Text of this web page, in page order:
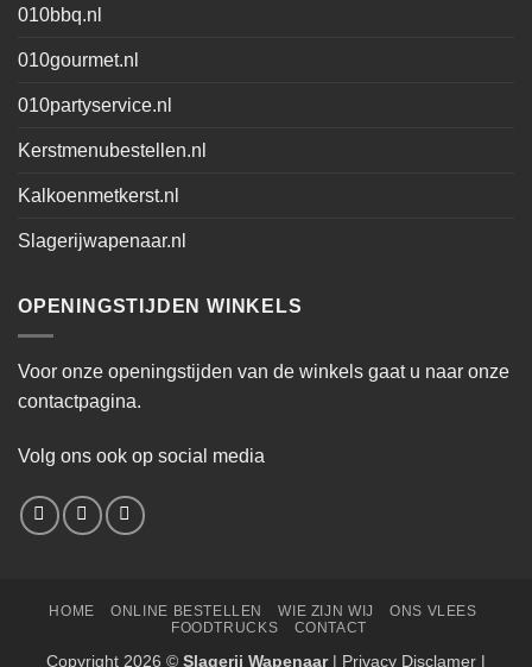
010bbq.nl
010gourmet.nl
010partyservice.nl
Kerstmenubestellen.nl
Kalkoenmetkerst.nl
Slagerijwapenaar.nl
OPENINGSTIJDEN WINKELS
Voor onze openingstijden van de winkels gaat u naar onze
contactpagina.
Volg ons ook op social media
HOME ONLINE BESTELLEN WIE ZIJN WIJ
ONS VLEES
FOODTRUCKS
CONTACT
Copyright 2026 © Slagerij Wapenaar| Privacy Disclamer |